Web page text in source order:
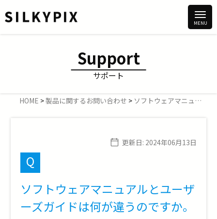
Support
サポート
HOME >製品に関するお問い合わせ > ソフトウェアマニュアルとユーザーズガイドの違い
更新日: 2024年06月13日
Q
ソフトウェアマニュアルとユーザ
ーズガイドは何が違うのですか。